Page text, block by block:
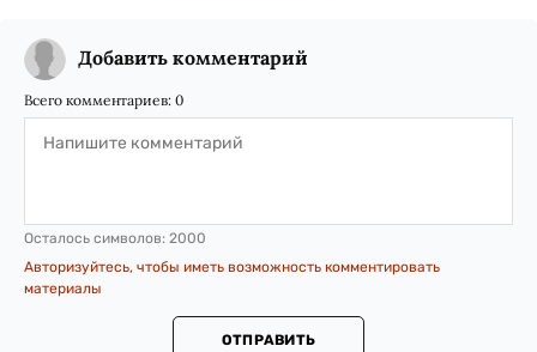
Добавить комментарий
Всего комментариев: 0
Осталось символов: 2000
Авторизуйтесь, чтобы иметь возможность комментировать
материалы
ОТПРАВИТЬ